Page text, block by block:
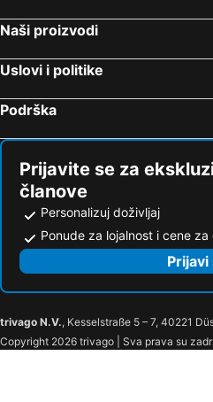
Naši proizvodi
Uslovi i politike
Podrška
Prijavite se za
članove
Personalizuj doživljaj
Ponude za lojalnost i cene za
Prijavi
trivago N.V., Kesselstraße 5 – 7, 40221
Copyright 2026 trivago | Sva prava su